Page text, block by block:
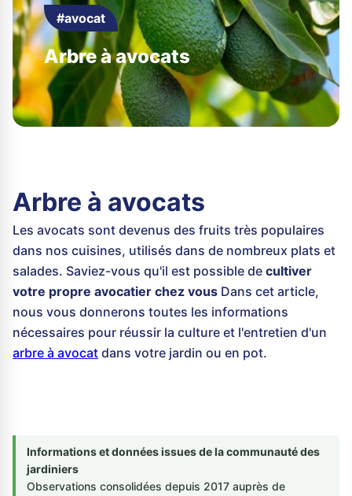
#avocat
Arbre à avocats
Arbre à avocats
Les avocats sont devenus des fruits très populaires
dans nos cuisines, utilisés dans de nombreux plats et
salades. Saviez-vous qu'il est possible de cultiver
votre propre avocatier chez vous Dans cet article,
nous vous donnerons toutes les informations
nécessaires pour réussir la culture et l'entretien d'un
arbre à avocat dans votre jardin ou en pot.
Informations et données issues de la communauté des
jardiniers
Observations consolidées depuis 2017 auprès de